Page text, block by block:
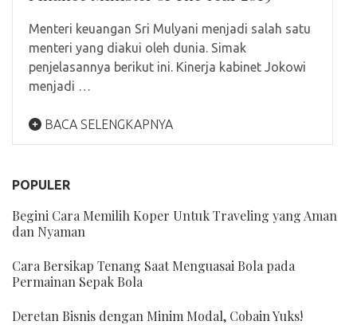
Menteri keuangan Sri Mulyani menjadi salah satu
menteri yang diakui oleh dunia. Simak
penjelasannya berikut ini. Kinerja kabinet Jokowi
menjadi …
BACA SELENGKAPNYA
POPULER
Begini Cara Memilih Koper Untuk Traveling yang Aman
dan Nyaman
Cara Bersikap Tenang Saat Menguasai Bola pada
Permainan Sepak Bola
Deretan Bisnis dengan Minim Modal, Cobain Yuks!